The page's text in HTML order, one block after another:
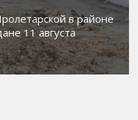
в районе
11 августа